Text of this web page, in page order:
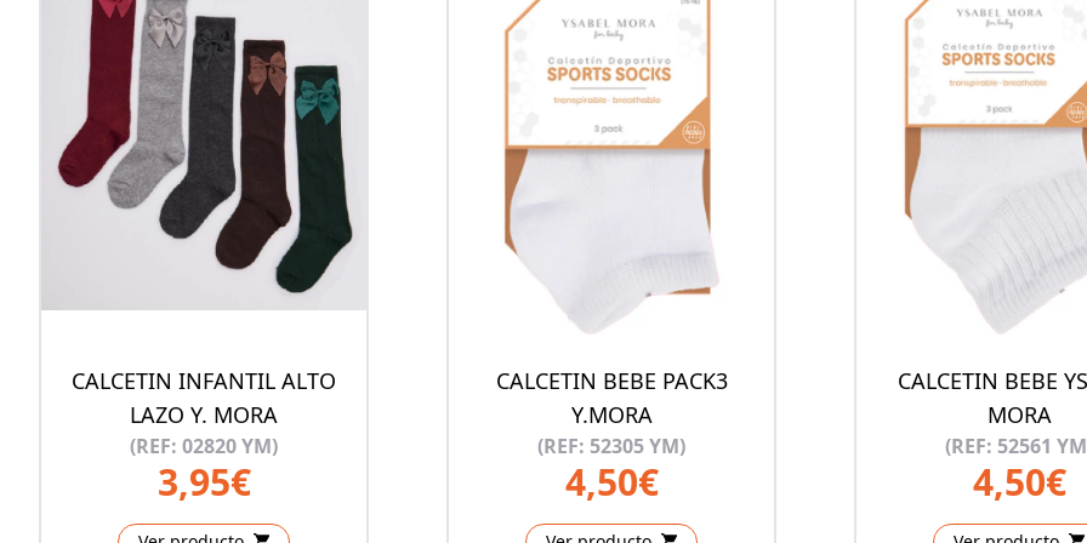
CALCETIN INFANTIL ALTO
LAZO Y. MORA
(REF: 02820 YM)
3,95€
CALCETIN BEBE PACK3
Y.MORA
(REF: 52305 YM)
4,50€
CALCETIN BEBE
MORA
(REF: 52561
4,50€